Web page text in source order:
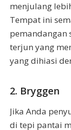
menjulang
Tempat ini
pemandangan
terjun yang
yang dihiasi
2. Bryggen
Jika Anda
di tepi pantai